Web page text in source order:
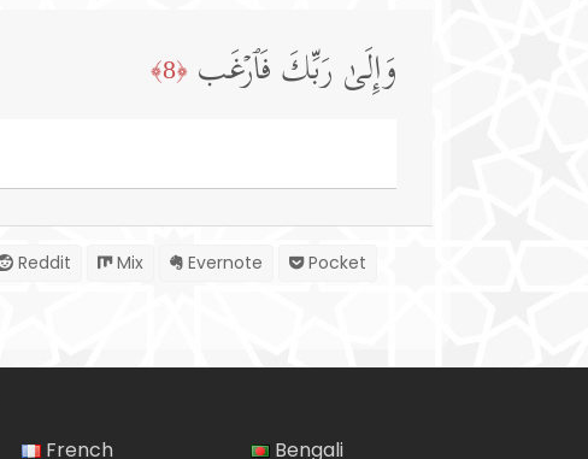
وَإِلَىٰ رَبِّكَ فَٱرۡغَب ﴿8﴾
Reddit Mix Evernote
Pocket
French Bengali